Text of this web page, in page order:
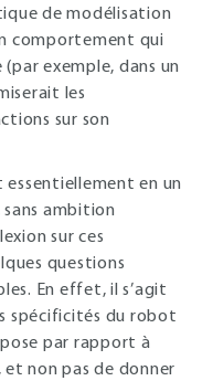
de modélisation
comportement qui
exemple, dans un
les
sur son
en un
ambition
sur ces
questions
En effet, il s’agit
spécificités du robot
par rapport à
non pas de donner